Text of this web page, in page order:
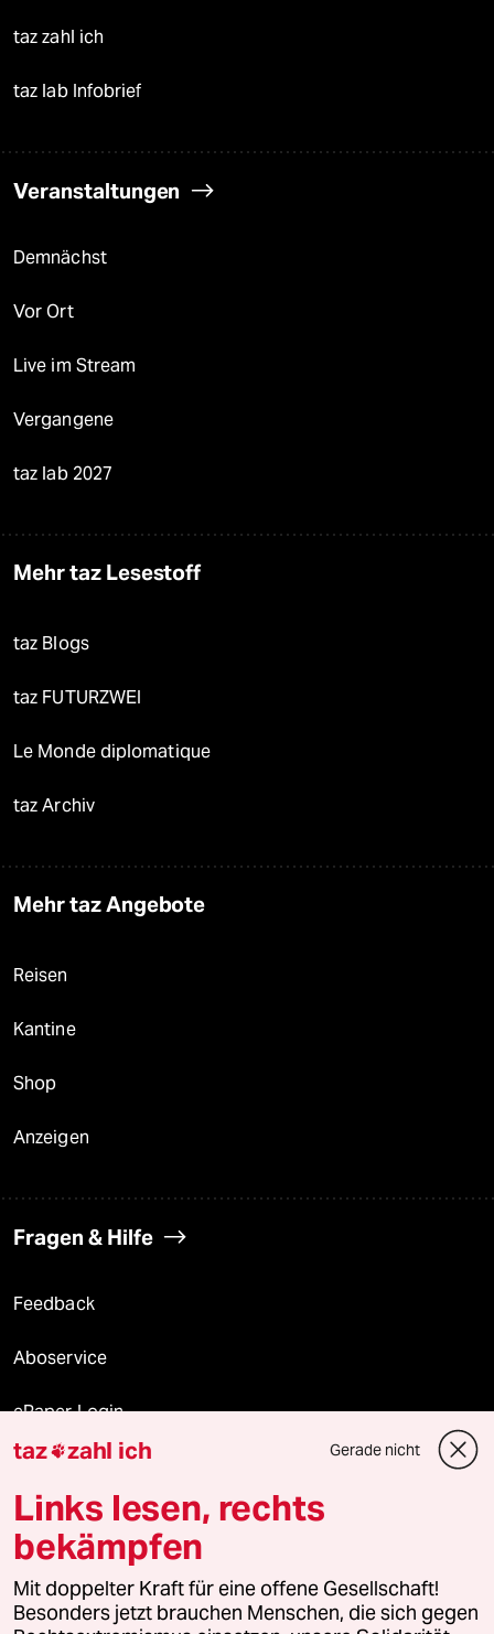
taz zahl ich
taz lab Infobrief
Veranstaltungen
Demnächst
Vor Ort
Live im Stream
Vergangene
taz lab 2027
Mehr taz Lesestoff
taz Blogs
taz FUTURZWEI
Le Monde diplomatique
taz Archiv
Mehr taz Angebote
Reisen
Kantine
Shop
Anzeigen
Fragen & Hilfe
Feedback
Aboservice
ePaper Login
Downloads für Abonnierende
© 2026 taz Verlags und Vertriebs GmbH
Alle Rechte vorbehalten. Bei rechtlichen Fragen oder für Genehmigungen
wenden Sie sich bitte an
lizenzen@taz.de
taz zahl ich Gerade nicht
Links lesen, rechts
bekämpfen
Mit doppelter Kraft für eine offene Gesellschaft!
Besonders jetzt brauchen Menschen, die sich gegen